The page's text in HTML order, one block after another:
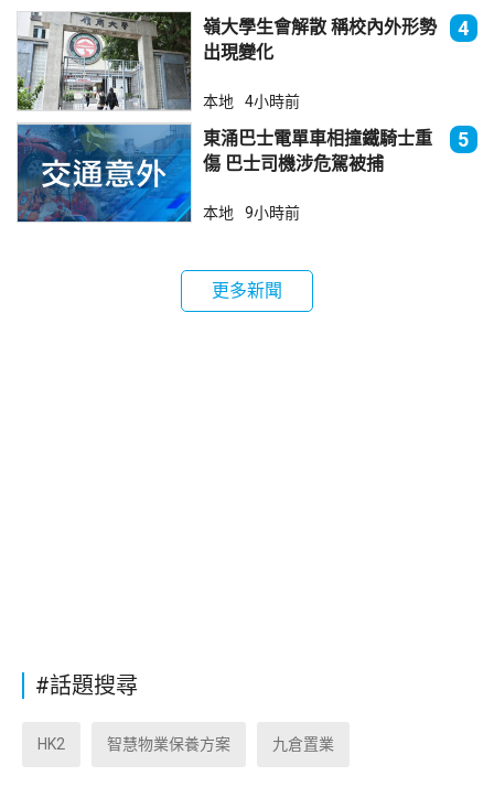
嶺大學生會解散 稱校內外形勢
出現變化
4
本地 4小時前
東涌巴士電單車相撞鐵騎士重
傷 巴士司機涉危駕被捕
5
本地 9小時前
更多新聞
#話題搜尋
HK2 智慧物業保養方案 九倉置業